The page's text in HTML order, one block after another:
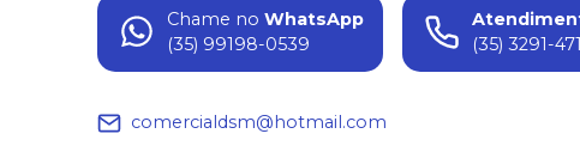
Chame no WhatsApp
(35) 99198-0539
(35) 3291-
comercialdsm@hotmail.com